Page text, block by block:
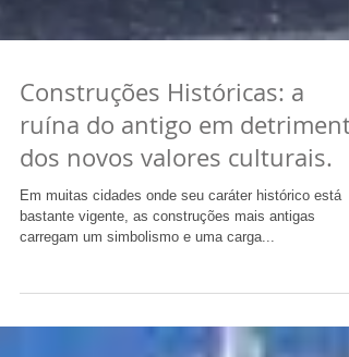
Construções Históricas: a
ruína do antigo em detrimento
dos novos valores culturais.
Em muitas cidades onde seu caráter histórico está
carregam um simbolismo e uma carga...